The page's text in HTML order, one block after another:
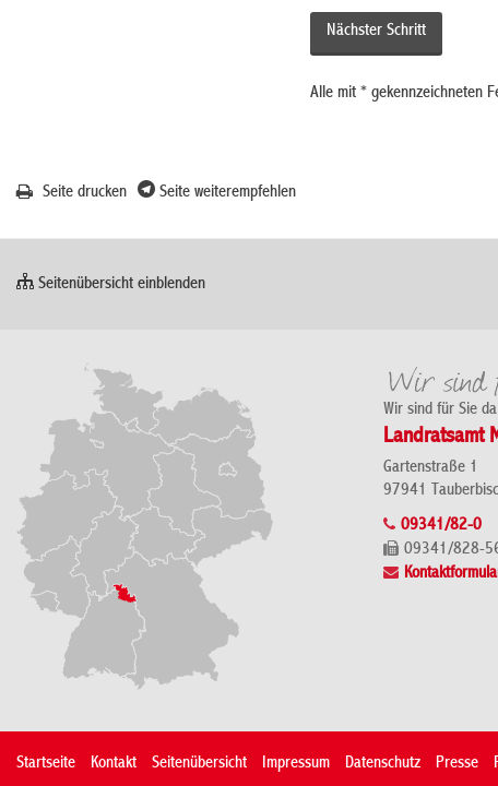
Alle mit *gekennzeichneten
Seite drucken Seite weiterempfehlen
Seitenübersicht einblenden
Wir sind für Sie da
Landratsamt
Gartenstraße 1
97941
09341/82-0
09341/828-
Startseite Kontakt Seitenübersicht Impressum Datenschutz Presse